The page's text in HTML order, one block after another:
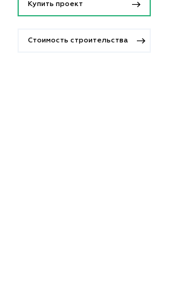
Купить проект
Стоимость строительства